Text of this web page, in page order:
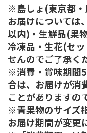
※島しょ(東京都・
お届けについては
以内)・生鮮品(果
冷凍品・生花(セ
せんのでご了承く
※消費・賞味期間
合は、お届けが消
ことがありますの
※青果物のサイズ
お届け期間が変更